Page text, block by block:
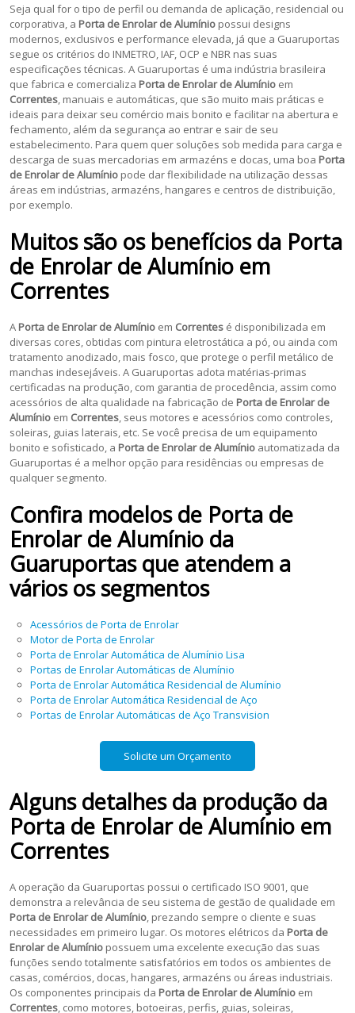
Seja qual for o tipo de perfil ou demanda de aplicação, residencial ou
corporativa, a Porta de Enrolar de Alumínio possui designs
modernos, exclusivos e performance elevada, já que a Guaruportas
segue os critérios do INMETRO, IAF, OCP e NBR nas suas
especificações técnicas. A Guaruportas é uma indústria brasileira
que fabrica e comercializa Porta de Enrolar de Alumínio em
Correntes , manuais e automáticas, que são muito mais práticas e
ideais para deixar seu comércio mais bonito e facilitar na abertura e
fechamento, além da segurança ao entrar e sair de seu
estabelecimento. Para quem quer soluções sob medida para carga e
descarga de suas mercadorias em armazéns e docas, uma boa Porta
de Enrolar de Alumínio pode dar flexibilidade na utilização dessas
áreas em indústrias, armazéns, hangares e centros de distribuição,
por exemplo.
Muitos são os benefícios da Porta
de Enrolar de Alumínio em
Correntes
A Porta de Enrolar de Alumínio em Correntes é disponibilizada em
diversas cores, obtidas com pintura eletrostática a pó, ou ainda com
tratamento anodizado, mais fosco, que protege o perfil metálico de
manchas indesejáveis. A Guaruportas adota matérias-primas
certificadas na produção, com garantia de procedência, assim como
acessórios de alta qualidade na fabricação de Porta de Enrolar de
Alumínio em Correntes , seus motores e acessórios como controles,
soleiras, guias laterais, etc. Se você precisa de um equipamento
bonito e sofisticado, a Porta de Enrolar de Alumínio automatizada da
Guaruportas é a melhor opção para residências ou empresas de
qualquer segmento.
Confira modelos de Porta de
Enrolar de Alumínio da
Guaruportas que atendem a
vários os segmentos
Acessórios de Porta de Enrolar
Motor de Porta de Enrolar
Porta de Enrolar Automática de Alumínio Lisa
Portas de Enrolar Automáticas de Alumínio
Porta de Enrolar Automática Residencial de Alumínio
Porta de Enrolar Automática Residencial de Aço
Portas de Enrolar Automáticas de Aço Transvision
Solicite um Orçamento
Alguns detalhes da produção da
Porta de Enrolar de Alumínio em
Correntes
A operação da Guaruportas possui o certificado ISO 9001, que
demonstra a relevância de seu sistema de gestão de qualidade em
Porta de Enrolar de Alumínio , prezando sempre o cliente e suas
necessidades em primeiro lugar. Os motores elétricos da Porta de
Enrolar de Alumínio possuem uma excelente execução das suas
funções sendo totalmente satisfatórios em todos os ambientes de
casas, comércios, docas, hangares, armazéns ou áreas industriais.
Os componentes principais da Porta de Enrolar de Alumínio em
Correntes , como motores, botoeiras, perfis, guias, soleiras,